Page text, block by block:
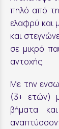
πηλό από
ελαφρύ και
και
σε μικρό
αντοχής.
Με την
(3+ ετών)
βήματα